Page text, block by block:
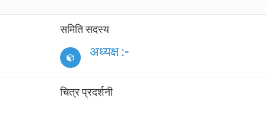
समिति सदस्य
अध्यक्ष :-
चित्र प्रदर्शनी